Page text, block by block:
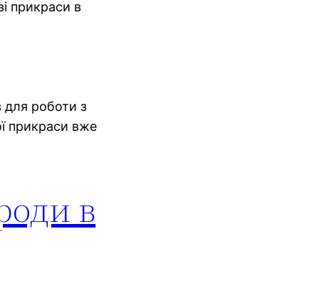
прикраси в
для роботи з
прикраси вже
в